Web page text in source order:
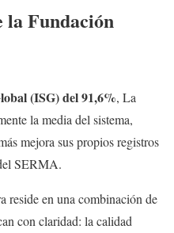
la Fundación
(ISG) del 91,6%, La
la media del sistema,
mejora sus propios registros
SERMA.
reside en una combinación de
con claridad: la calidad